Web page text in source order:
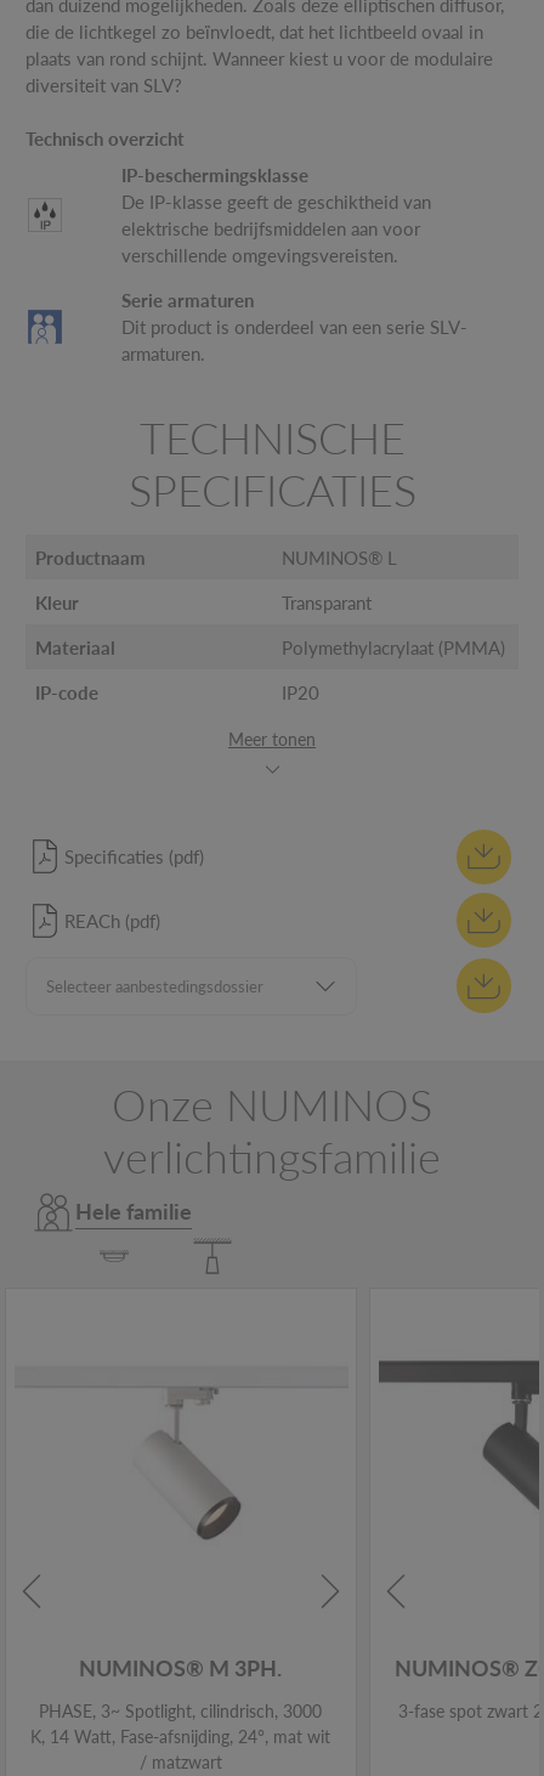
die de lichtkegel zo beïnvloedt, dat het lichtbeeld ovaal in
plaats van rond schijnt. Wanneer kiest u voor de modulaire
diversiteit van SLV?
Technisch overzicht
IP-beschermingsklasse
De IP-klasse geeft de geschiktheid van
elektrische bedrijfsmiddelen aan voor
verschillende omgevingsvereisten.
Serie armaturen
Dit product is onderdeel van een serie SLV-
armaturen.
TECHNISCHE
SPECIFICATIES
Productnaam NUMINOS® L
Kleur Transparant
Materiaal Polymethylacrylaat (PMMA)
IP-code IP20
Meer tonen
Specificaties (pdf)
REACh (pdf)
Onze NUMINOS
verlichtingsfamilie
Hele familie
NUMINOS® M 3PH.
PHASE, 3~ Spotlight, cilindrisch, 3000
K, 14 Watt, Fase-afsnijding, 24°, mat wit
/ matzwart
NUMINOS®
3-fase spot zwart